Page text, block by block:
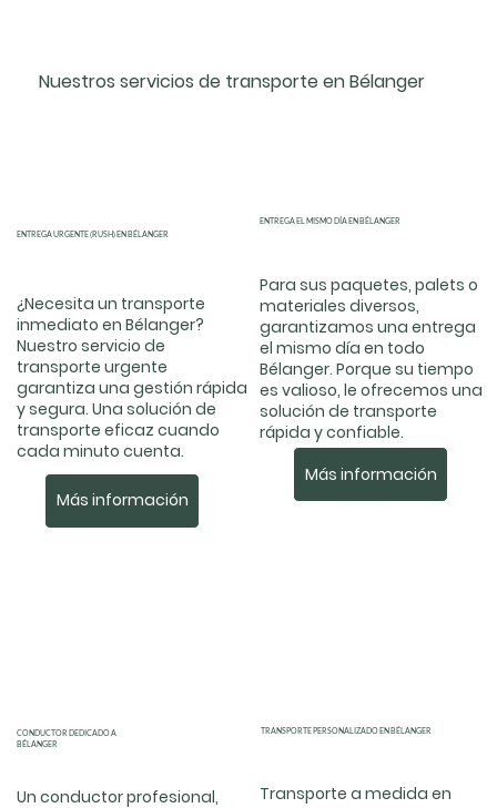
Nuestros servicios de transporte en Bélanger
ENTREGA URGENTE (RUSH) EN BÉLANGER
¿Necesita un transporte
inmediato en Bélanger?
Nuestro servicio de
transporte urgente
garantiza una gestión rápida
y segura. Una solución de
transporte eficaz cuando
cada minuto cuenta.
Más información
TRANSPORTE PERSONALIZADO EN BÉLANGER
Transporte a medida en
ENTREGA EL MISMO DÍA EN BÉLANGER
Para sus paquetes, palets o
materiales diversos,
garantizamos una entrega
el mismo día en todo
Bélanger. Porque su tiempo
es valioso, le ofrecemos una
solución de transporte
rápida y confiable.
Más información
CONDUCTOR DEDICADO A
BÉLANGER
Un conductor profesional,